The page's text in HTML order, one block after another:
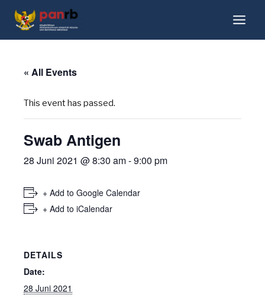
« All Events
This event has passed.
Swab Antigen
28 Juni 2021 @ 8:30 am-9:00 pm
+ Add to Google Calendar
+ Add to iCalendar
DETAILS
Date:
28 Juni 2021